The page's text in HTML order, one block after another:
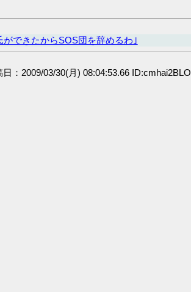
ができたからSOS団を辞めるわ｣
日：2009/03/30(月) 08:04:53.66 ID:cmhai2BLO